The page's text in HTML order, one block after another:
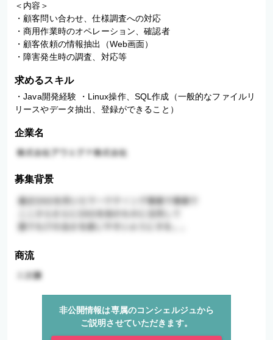
＜内容＞
・顧客問い合わせ、仕様調査への対応
・商用作業時のオペレーション、確認者
・顧客依頼の情報抽出（Web画面）
・障害発生時の調査、対応等
求めるスキル
・Java開発経験 ・Linux操作、SQL作成（一般的なファイルリ
リースやデータ抽出、登録ができること）
企業名
募集背景
商流
非公開情報は専属のコンシェルジュから
ご説明させていただきます。